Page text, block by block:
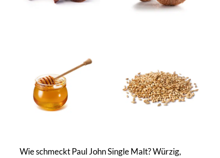
Wie schmeckt Paul John Single Malt? Würzig,